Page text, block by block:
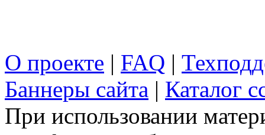
О проекте | FAQ |
Баннеры сайта | Каталог
При использовании